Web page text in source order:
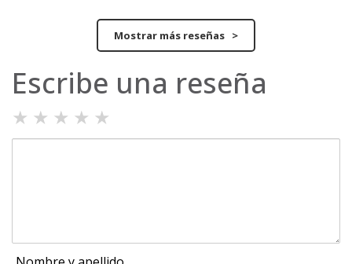
Mostrar más reseñas >
Escribe una reseña
★ ★ ★ ★ ★